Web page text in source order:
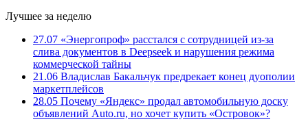
Лучшее за неделю
27.07 «Энергопроф» расстался с сотрудницей из-за
слива документов в Deepseek и нарушения режима
коммерческой тайны
21.06 Владислав Бакальчук предрекает конец дуополии
маркетплейсов
28.05 Почему «Яндекс» продал автомобильную доску
объявлений Auto.ru, но хочет купить «Островок»?